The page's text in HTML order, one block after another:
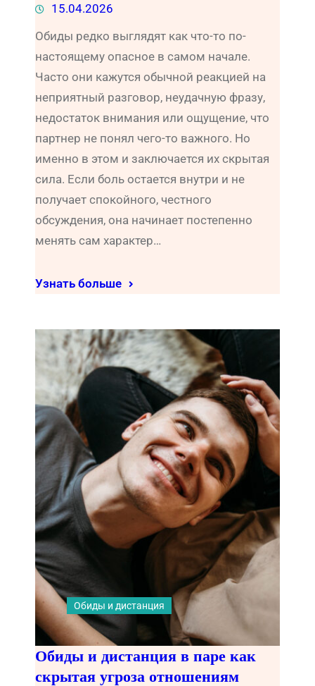
15.04.2026
Обиды редко выглядят как что-то по-
настоящему опасное в самом начале.
Часто они кажутся обычной реакцией на
неприятный разговор, неудачную фразу,
недостаток внимания или ощущение, что
партнер не понял чего-то важного. Но
именно в этом и заключается их скрытая
сила. Если боль остается внутри и не
получает спокойного, честного
обсуждения, она начинает постепенно
менять сам характер…
Узнать больше
Обиды и дистанция
Обиды и дистанция в паре как
скрытая угроза отношениям